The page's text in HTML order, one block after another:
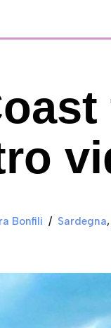
Bonfili Sardegna,